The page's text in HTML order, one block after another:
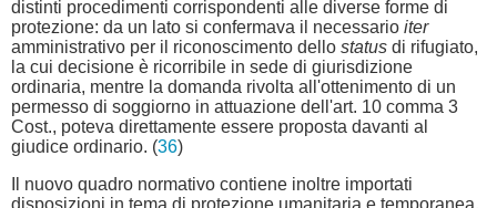
distinti procedimenti corrispondenti alle diverse forme di
protezione: da un lato si confermava il necessario iter
amministrativo per il riconoscimento dello status di rifugiato,
la cui decisione è ricorribile in sede di giurisdizione
ordinaria, mentre la domanda rivolta all'ottenimento di un
permesso di soggiorno in attuazione dell'art. 10 comma 3
Cost., poteva direttamente essere proposta davanti al
giudice ordinario. (36)
Il nuovo quadro normativo contiene inoltre importati